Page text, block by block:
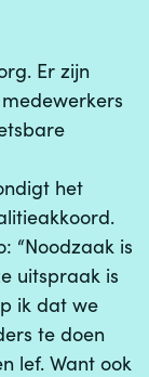
Er zijn
het
“Noodzaak is
uitspraak is
ik dat we
te doen
lef. Want ook